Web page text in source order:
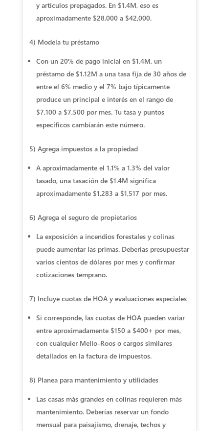
y artículos prepagados. En $1.4M, eso es
aproximadamente $28,000 a $42,000.
4) Modela tu préstamo
Con un 20% de pago inicial en $1.4M, un
préstamo de $1.12M a una tasa fija de 30 años de
entre el 6% medio y el 7% bajo típicamente
produce un principal e interés en el rango de
$7,100 a $7,500 por mes. Tu tasa y puntos
específicos cambiarán este número.
5) Agrega impuestos a la propiedad
A aproximadamente el 1.1% a 1.3% del valor
tasado, una tasación de $1.4M significa
aproximadamente $1,283 a $1,517 por mes.
6) Agrega el seguro de propietarios
La exposición a incendios forestales y colinas
puede aumentar las primas. Deberías presupuestar
varios cientos de dólares por mes y confirmar
cotizaciones temprano.
7) Incluye cuotas de HOA y evaluaciones especiales
Si corresponde, las cuotas de HOA pueden variar
entre aproximadamente $150 a $400+ por mes,
con cualquier Mello-Roos o cargos similares
detallados en la factura de impuestos.
8) Planea para mantenimiento y utilidades
Las casas más grandes en colinas requieren más
mantenimiento. Deberías reservar un fondo
mensual para paisajismo, drenaje, techos y